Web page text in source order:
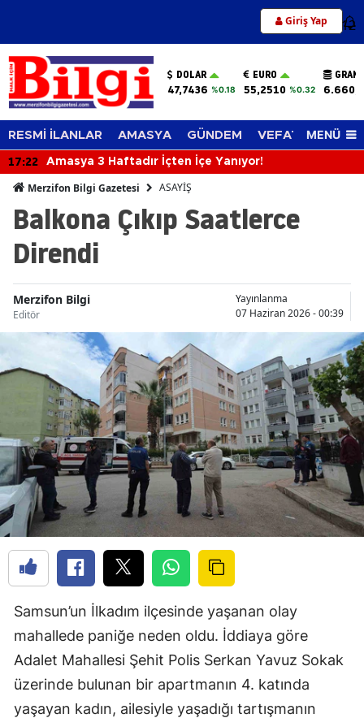
Giriş Yap 12
DOLAR
47,7436 %0.18
EURO
55,2510 %0.32
RESMİ İLANLAR AMASYA GÜNDEM VEFAT EDENLER
MENÜ
17:22 Amasya 3 Haftadır İçten İçe Yanıyor!
Merzifon Bilgi Gazetesi ASAYİŞ
Balkona Çıkıp Saatlerce
Direndi
Merzifon Bilgi
Editör
Yayınlanma
07 Haziran 2026 - 00:39
Samsun’un İlkadım ilçesinde yaşanan olay
mahallede paniğe neden oldu. İddiaya göre
Adalet Mahallesi Şehit Polis Serkan Yavuz Sokak
üzerinde bulunan bir apartmanın 4. katında
yaşayan kadın, ailesiyle yaşadığı tartışmanın